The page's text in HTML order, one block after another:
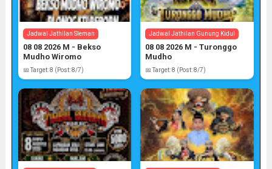
Jadwal Jathilan Sleman
08 08 2026 M - Bekso
Mudho Wiromo
📅 Target: 8 (Post: 8/7)
Jadwal Jathilan Gunung Kidul
08 08 2026 M - Turonggo
Mudho
📅 Target: 8 (Post: 8/7)